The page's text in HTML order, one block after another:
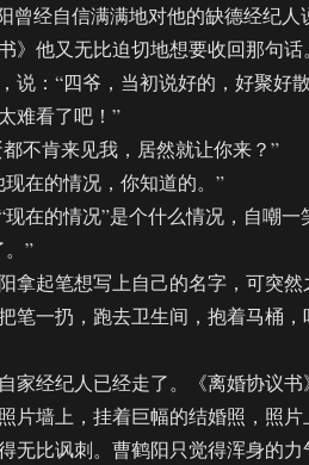
经自信满满地对他的缺德经纪人
他又无比迫切地想要收回那句话。
：“四爷，当初说好的，好聚好
难看了吧！”
不肯来见我，居然就让你来？”
的情况，你知道的。”
的情况”是个什么情况，自嘲一
”
起笔想写上自己的名字，可突然
笔一扔，跑去卫生间，抱着马桶，
经纪人已经走了。《离婚协议书
片墙上，挂着巨幅的结婚照，照片
无比讽刺。曹鹤阳只觉得浑身的力